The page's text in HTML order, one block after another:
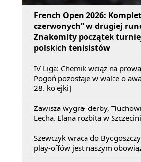
French Open 2026:
czerwonych” w drugiej
Znakomity początek
polskich tenisistów
IV Liga: Chemik wciąż na
Pogoń pozostaje w walce o
28. kolejki]
Zawisza wygrał derby,
Lecha. Elana rozbita w
Szewczyk wraca do
play-offów jest naszym